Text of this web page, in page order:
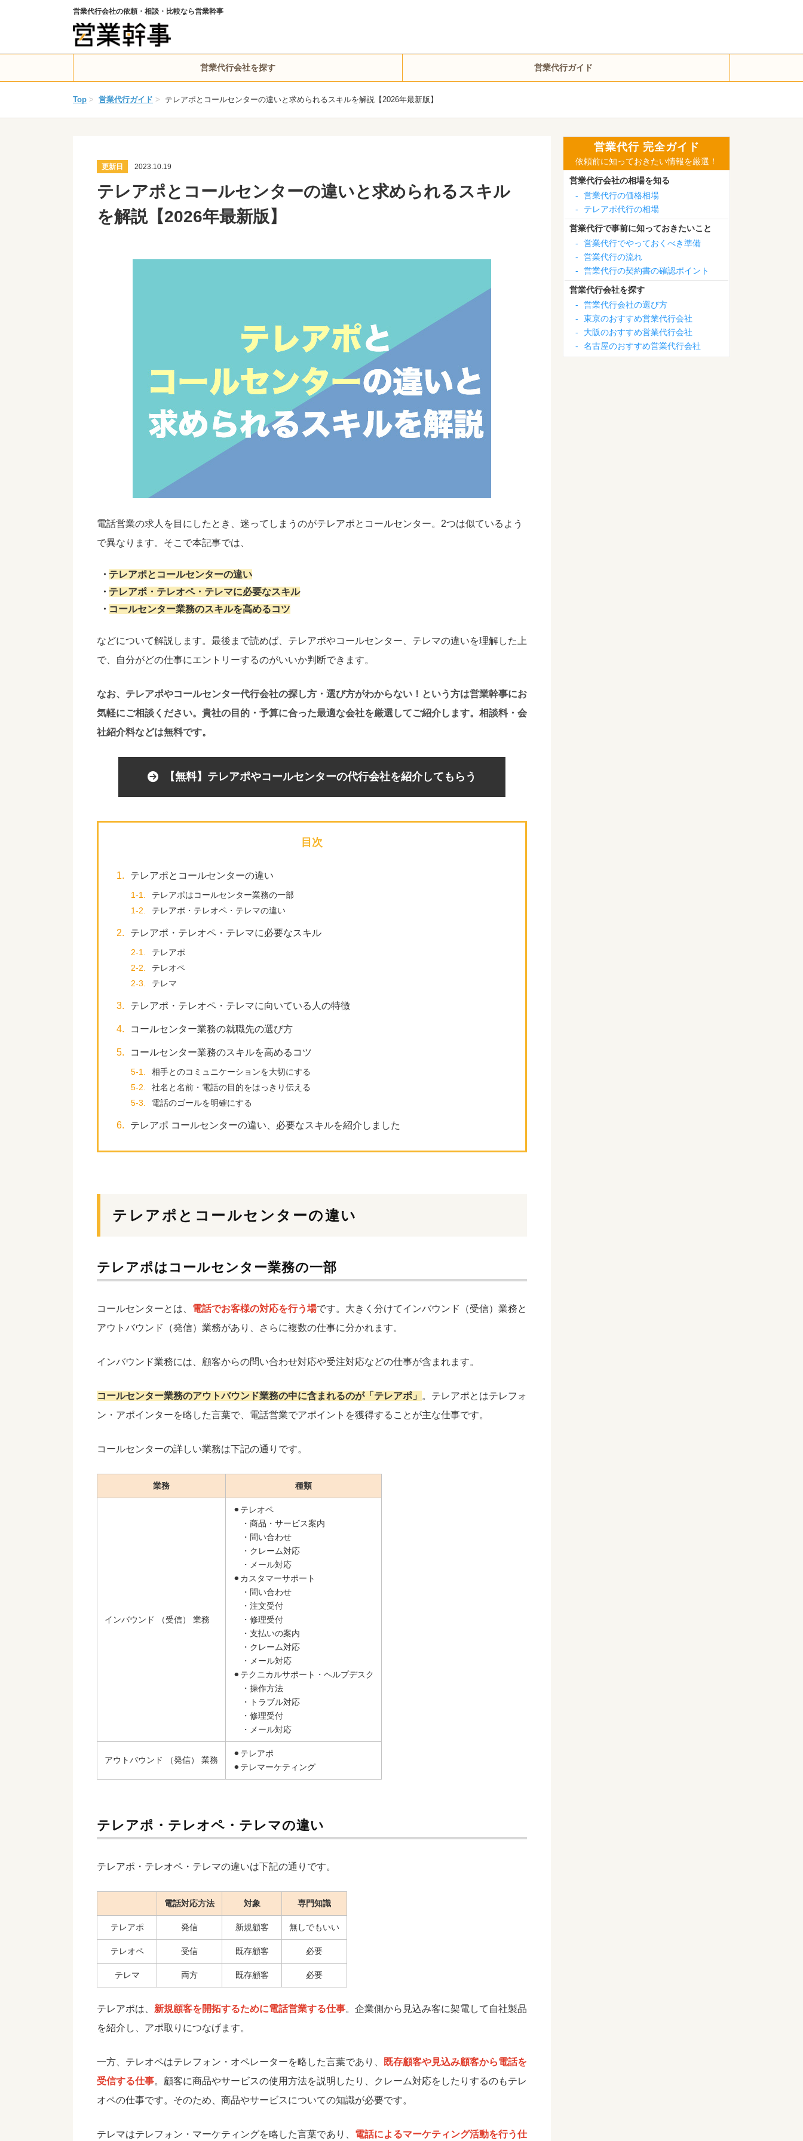
営業代行会社の依頼・相談・比較なら営業幹事
営業代行会社を探す 営業代行ガイド
Top > 営業代行ガイド > テレアポとコールセンターの違いと求められるスキルを解説【2026年最新版】
更新日 2023.10.19
テレアポとコールセンターの違いと求められるスキル
を解説【2026年最新版】
電話営業の求人を目にしたとき、迷ってしまうのがテレアポとコールセンター。2つは似ているよう
で異なります。そこで本記事では、
テレアポとコールセンターの違い
テレアポ・テレオペ・テレマに必要なスキル
コールセンター業務のスキルを高めるコツ
などについて解説 します。最後まで読めば、テレアポやコールセンター、テレマの違いを理解した上
で、自分がどの仕事にエントリーするのがいいか判断できます。
なお、テレアポやコールセンター代行会社の探し方・選び方がわからない！という方は営業幹事にお
気軽にご相談ください。貴社の目的・予算に合った最適な会社を厳選してご紹介します。相談料・会
社紹介料などは無料です。
【無料】テレアポやコールセンターの代行会社を紹介してもらう
目次
1. テレアポとコールセンターの違い
1-1.
テレアポはコールセンター業務の一部
1-2.
テレアポ・テレオペ・テレマの違い
2. テレアポ・テレオペ・テレマに必要なスキル
2-1.
テレアポ
2-2.
テレオペ
2-3.
テレマ
3. テレアポ・テレオペ・テレマに向いている人の特徴
4. コールセンター業務の就職先の選び方
5. コールセンター業務のスキルを高めるコツ
5-1.
相手とのコミュニケーションを大切にする
5-2.
社名と名前・電話の目的をはっきり伝える
5-3.
電話のゴールを明確にする
6. テレアポ コールセンターの違い、必要なスキルを紹介しました
テレアポとコールセンターの違い
テレアポはコールセンター業務の一部
コールセンターとは、 電話でお客様の対応を行う場です。大きく分けてインバウンド（受信）業務と
アウトバウンド（発信）業務があり、さらに複数の仕事に分かれます。
インバウンド業務には、顧客からの問い合わせ対応や受注対応などの仕事が含まれます。
コールセンター業務のアウトバウンド業務の中に含まれるのが「テレアポ」
。テレアポとはテレフォ
ン・アポインターを略した言葉で、電話営業でアポイントを獲得することが主な仕事です。
コールセンターの詳しい業務は下記の通りです。
業務 種類
インバウンド （受信） 業務
⚫︎テレオペ
・商品・サービス案内
・問い合わせ
・クレーム対応
・メール対応
⚫︎カスタマーサポート
・問い合わせ
・注文受付
・修理受付
・支払いの案内
・クレーム対応
・メール対応
⚫︎テクニカルサポート・ヘルプデスク
・操作方法
・トラブル対応
・修理受付
・メール対応
アウトバウンド （発信） 業務
⚫︎テレアポ
⚫︎テレマーケティング
テレアポ・テレオペ・テレマの違い
テレアポ・テレオペ・テレマの違いは下記の通りです。
電話対応方法 対象 専門知識
テレアポ 発信 新規顧客 無しでもいい
テレオペ 受信 既存顧客 必要
テレマ 両方 既存顧客 必要
テレアポは、 新規顧客を開拓するために電話営業する仕事。企業側から見込み客に架電して自社製品
を紹介し、アポ取りにつなげます。
一方、テレオペはテレフォン・オペレーターを略した言葉であり、
既存顧客や見込み顧客から電話を
受信する仕事。顧客に商品やサービスの使用方法を説明したり、クレーム対応をしたりするのもテレ
オペの仕事です。そのため、商品やサービスについての知識が必要です。
テレマはテレフォン・マーケティングを略した言葉であり、 電話によるマーケティング活動を行う仕
営業代行 完全ガイド
依頼前に知っておきたい情報を厳選！
営業代行会社の相場を知る
-
営業代行の価格相場
-
テレアポ代行の相場
営業代行で事前に知っておきたいこと
-
営業代行でやっておくべき準備
-
営業代行の流れ
-
営業代行の契約書の確認ポイント
営業代行会社を探す
-
営業代行会社の選び方
-
東京のおすすめ営業代行会社
-
大阪のおすすめ営業代行会社
-
名古屋のおすすめ営業代行会社